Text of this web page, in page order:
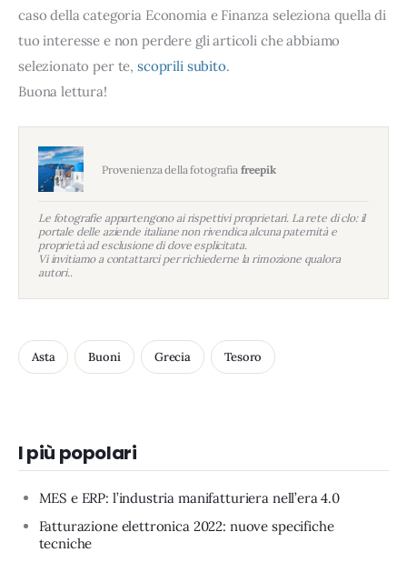
caso della categoria Economia e Finanza seleziona quella di
tuo interesse e non perdere gli articoli che abbiamo
selezionato per te, scoprili subito.
Buona lettura!
Provenienza della fotografia freepik
Le fotografie appartengono ai rispettivi proprietari. La rete di clo: il
portale delle aziende italiane non rivendica alcuna paternità e
proprietà ad esclusione di dove esplicitata.
Vi invitiamo a contattarci per richiederne la rimozione qualora
autori..
Asta Buoni Grecia Tesoro
I più popolari
MES e ERP: l’industria manifatturiera nell’era 4.0
Fatturazione elettronica 2022: nuove specifiche
tecniche